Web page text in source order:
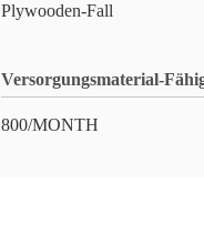
Plywooden-Fall
Versorgungsmaterial-
800/MONTH